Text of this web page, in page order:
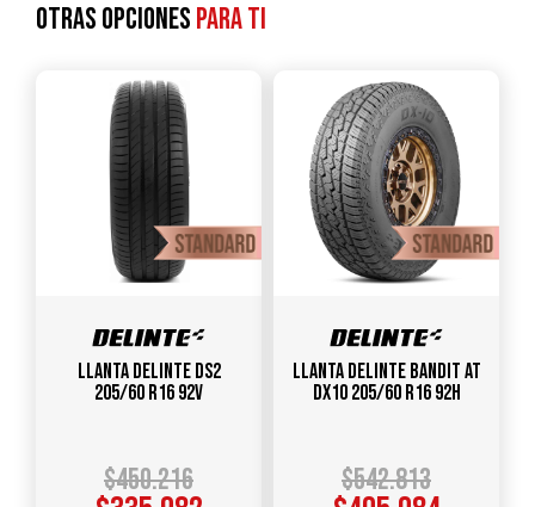
Otras opcionespara ti
Llanta DELINTE DS2
205/60 R16 92V
$450.216
Llanta DELINTE Bandit AT
DX10 205/60 R16 92H
$542.813